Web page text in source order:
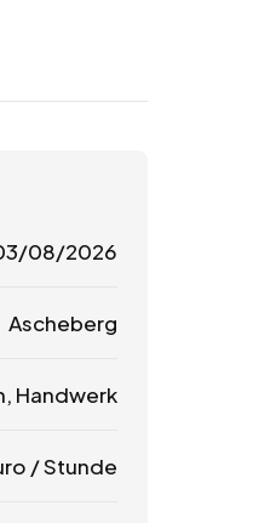
08/2026
Ascheberg
Handwerk
/ Stunde